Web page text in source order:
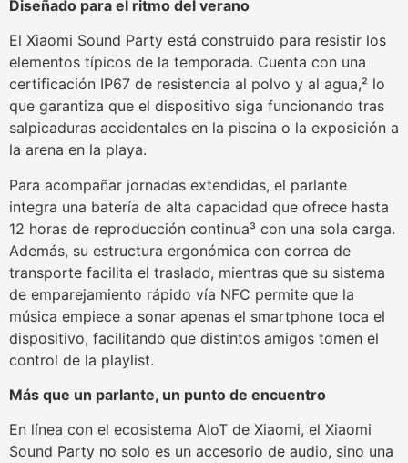
Diseñado para el ritmo del verano
El Xiaomi Sound Party está construido para resistir los
elementos típicos de la temporada. Cuenta con una
certificación IP67 de resistencia al polvo y al agua,² lo
que garantiza que el dispositivo siga funcionando tras
salpicaduras accidentales en la piscina o la exposición a
la arena en la playa.
Para acompañar jornadas extendidas, el parlante
integra una batería de alta capacidad que ofrece hasta
12 horas de reproducción continua³ con una sola carga.
Además, su estructura ergonómica con correa de
transporte facilita el traslado, mientras que su sistema
de emparejamiento rápido vía NFC permite que la
música empiece a sonar apenas el smartphone toca el
dispositivo, facilitando que distintos amigos tomen el
control de la playlist.
Más que un parlante, un punto de encuentro
En línea con el ecosistema AIoT de Xiaomi, el Xiaomi
Sound Party no solo es un accesorio de audio, sino una